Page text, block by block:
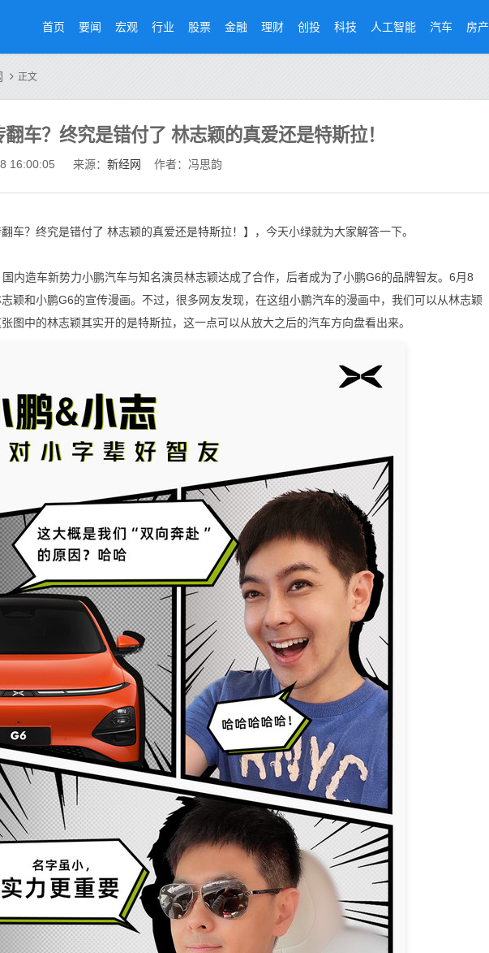
首页 要闻 宏观 行业 股票 金融 理财 创投 科技 人工智能 汽车 房产
正文
车？终究是错付了 林志颖的真爱还是特斯拉！
16:00:05 来源： 新经网 作者：冯思韵
车？终究是错付了 林志颖的真爱还是特斯拉！】，今天小绿就为大家解答一下。
造车新势力小鹏汽车与知名演员林志颖达成了合作，后者成为了小鹏G6的品牌智友。6月8
颖和小鹏G6的宣传漫画。不过，很多网友发现，在这组小鹏汽车的漫画中，我们可以从林志颖
图中的林志颖其实开的是特斯拉，这一点可以从放大之后的汽车方向盘看出来。